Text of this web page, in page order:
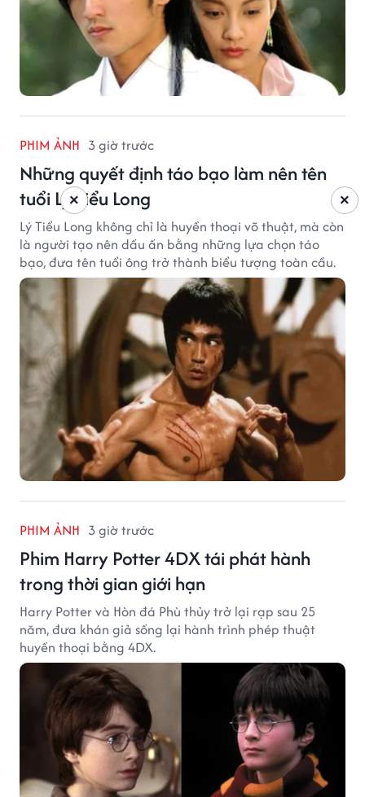
PHIM ẢNH 3 giờ trước
Những quyết định táo bạo làm nên tên
tuổi Lý Tiểu Long
Lý Tiểu Long không chỉ là huyền thoại võ thuật, mà còn
là người tạo nên dấu ấn bằng những lựa chọn táo
bạo, đưa tên tuổi ông trở thành biểu tượng toàn cầu.
PHIM ẢNH 3 giờ trước
Phim Harry Potter 4DX tái phát hành
trong thời gian giới hạn
Harry Potter và Hòn đá Phù thủy trở lại rạp sau 25
năm, đưa khán giả sống lại hành trình phép thuật
huyền thoại bằng 4DX.
×
×